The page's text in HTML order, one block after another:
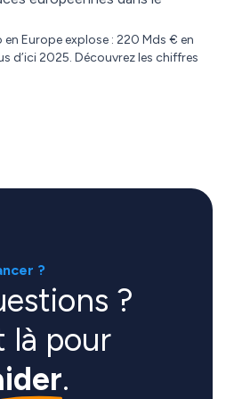
Europe explose : 220 Mds € en
d’ici 2025. Découvrez les chiffres
?
?
là pour
.